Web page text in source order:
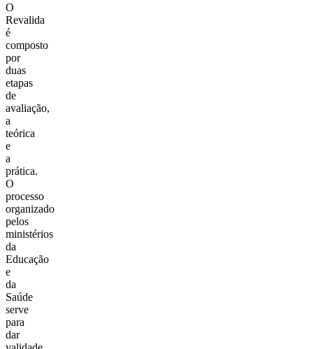
O
Revalida
é
composto
por
duas
etapas
de
avaliação,
a
teórica
e
a
prática.
O
processo
organizado
pelos
ministérios
da
Educação
e
da
Saúde
serve
para
dar